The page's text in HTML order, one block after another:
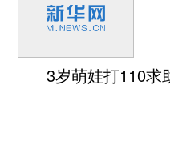
3岁萌娃打110求